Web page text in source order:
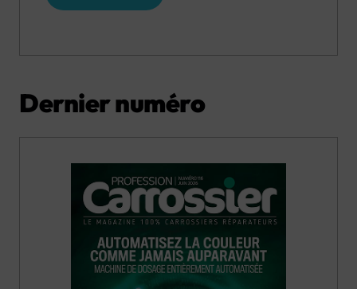
Dernier numéro